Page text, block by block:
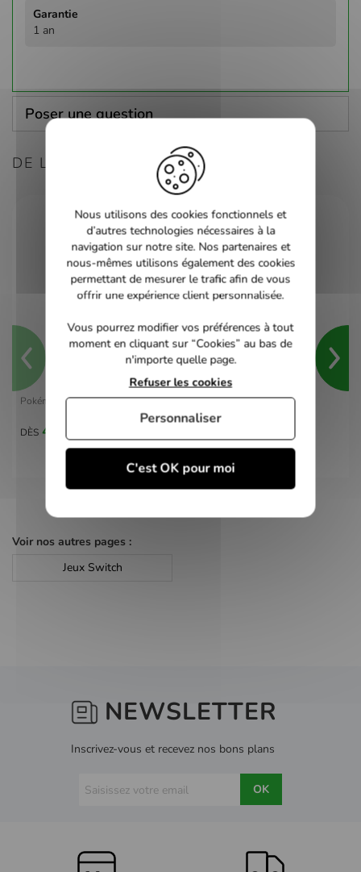
1 an
Poser une question
DE LA MÊME CONSOLE
Pokémon Violet - switch
DÈS 40,00 €
Voir nos autres pages :
Jeux Switch
NEWSLETTER
Inscrivez-vous et recevez nos bons plans
OK
Nous utilisons des cookies fonctionnels et
d’autres technologies nécessaires à la
navigation sur notre site. Nos partenaires et
nous-mêmes utilisons également des cookies
permettant de mesurer le trafic afin de vous
offrir une expérience client personnalisée.
Vous pourrez modifier vos préférences à tout
moment en cliquant sur “Cookies” au bas de
n'importe quelle page.
C'est OK pour moi
Refuser les cookies
Personnaliser